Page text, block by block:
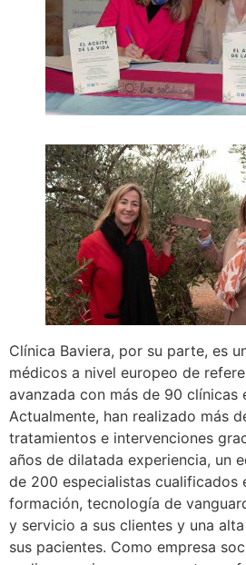
Clínica Baviera, por su parte, es
médicos a nivel europeo de
avanzada con más de 90 clínicas
Actualmente, han realizado más
tratamientos e intervenciones
años de dilatada experiencia, un
de 200 especialistas cualificados
formación, tecnología de
y servicio a sus clientes y una
sus pacientes. Como empresa